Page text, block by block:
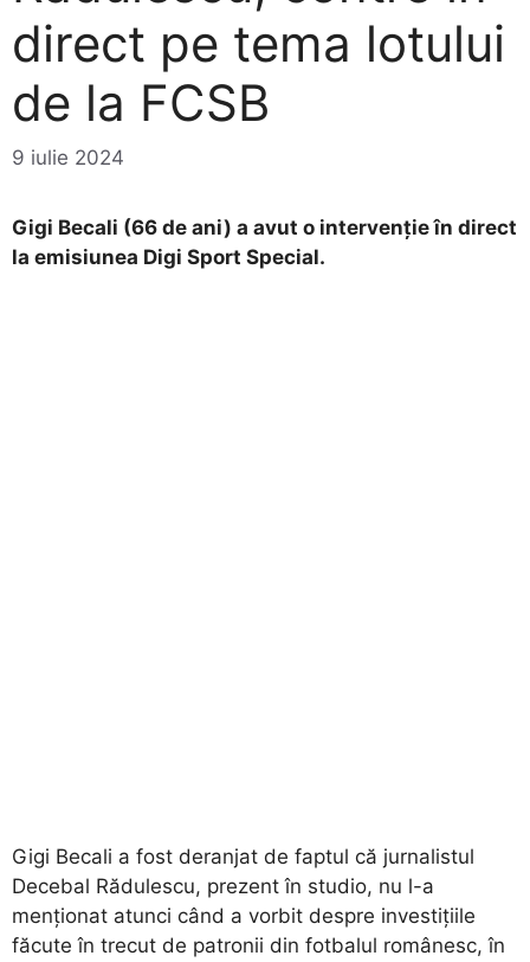
direct pe tema lotului
de la FCSB
9 iulie 2024
Gigi Becali (66 de ani) a avut o intervenție în direct
la emisiunea Digi Sport Special.
Gigi Becali a fost deranjat de faptul că jurnalistul
Decebal Rădulescu, prezent în studio, nu l-a
menționat atunci când a vorbit despre investițiile
făcute în trecut de patronii din fotbalul românesc, în